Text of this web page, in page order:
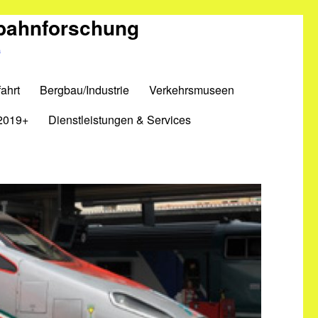
Bergbau/Industrie
Verkehrsmuseen
Dienstleistungen & Services